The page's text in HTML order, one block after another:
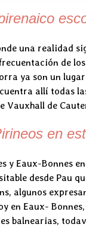
una realidad
de
ya son un
allí todas
de
en
y Eaux-Bonnes
desde Pau
algunos
en Eaux-
balnearias,